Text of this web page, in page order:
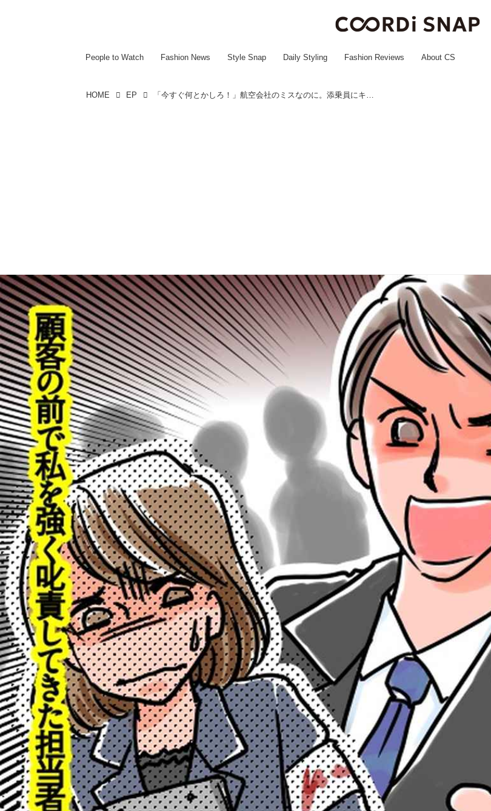
People to Watch Fashion News Style Snap Daily Styling Fashion Reviews About CS
HOME EP 「今すぐ何とかしろ！」航空会社のミスなのに。添乗員にキレる商社マン →「思わず納得した」理由とは